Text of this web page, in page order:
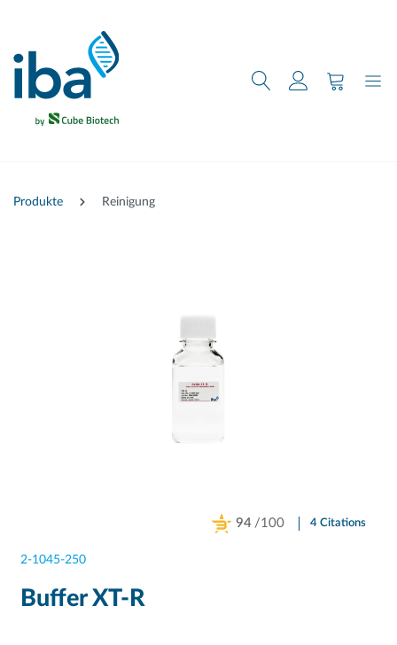
Produkte Reinigung
94 /100 4 Citations
2-1045-250
Buffer XT-R